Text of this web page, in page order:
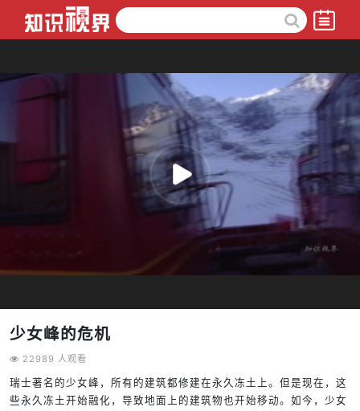
少女峰的危机
22989 人观看
瑞士著名的少女峰，所有的建筑都修建在永久冻土上。但是现在，这
些永久冻土开始融化，导致地面上的建筑物也开始移动。如今，少女